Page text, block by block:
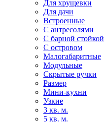
Для хрущевки
Для дачи
Встроенные
С антресолями
С барной стойкой
С островом
Малогабаритные
Модульные
Скрытые ручки
Размер
Мини-кухни
Узкие
3 кв. м.
5 кв. м.